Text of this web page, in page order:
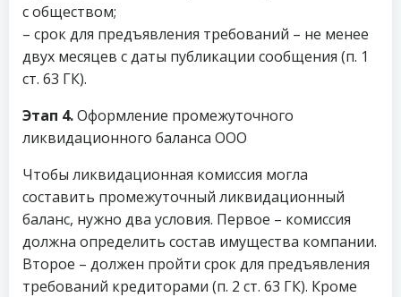
с обществом;
– срок для предъявления требований – не менее
двух месяцев с даты публикации сообщения (п. 1
ст. 63 ГК).
Этап 4.Оформление промежуточного
ликвидационного баланса ООО
Чтобы ликвидационная комиссия могла
составить промежуточный ликвидационный
баланс, нужно два условия. Первое – комиссия
должна определить состав имущества компании.
Второе – должен пройти срок для предъявления
требований кредиторами (п. 2 ст. 63 ГК). Кроме